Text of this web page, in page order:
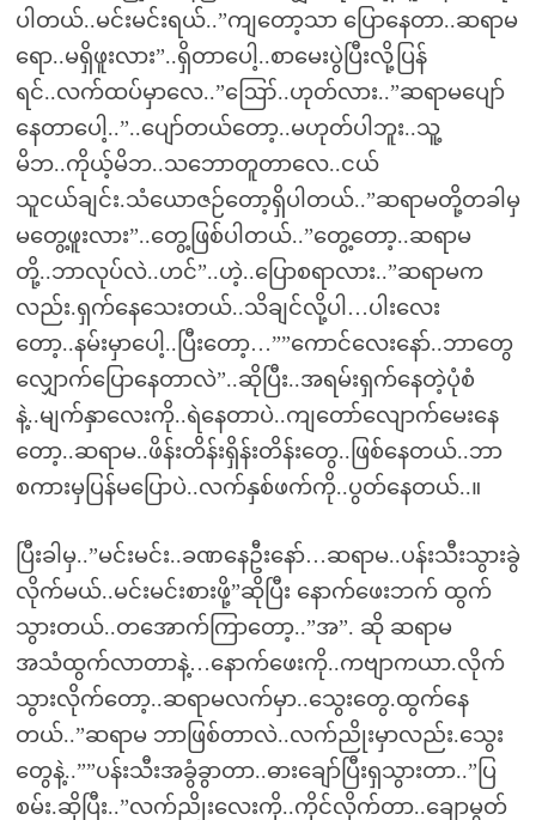
ပါတယ်..မင်းမင်းရယ်..”ကျတော့သာ ပြောနေတာ..ဆရာမ
ရော..မရှိဖူးလား”..ရှိတာပေါ့..စာမေးပွဲပြီးလို့ပြန်
ရင်..လက်ထပ်မှာလေ..”ဪ..ဟုတ်လား..”ဆရာမပျော်
နေတာပေါ့..”..ပျော်တယ်တော့..မဟုတ်ပါဘူး..သူ့
မိဘ..ကိုယ့်မိဘ..သဘောတူတာလေ..ငယ်
သူငယ်ချင်း.သံယောဇဉ်တော့ရှိပါတယ်..”ဆရာမတို့တခါမှ
မတွေ့ဖူးလား”..တွေ့ဖြစ်ပါတယ်..”တွေ့တော့..ဆရာမ
တို့..ဘာလုပ်လဲ..ဟင်”..ဟဲ့..ပြောစရာလား..”ဆရာမက
လည်း.ရှက်နေသေးတယ်..သိချင်လို့ပါ…ပါးလေး
တော့..နမ်းမှာပေါ့..ပြီးတော့…””ကောင်လေးနော်..ဘာတွေ
လျှောက်ပြောနေတာလဲ”..ဆိုပြီး..အရမ်းရှက်နေတဲ့ပုံစံ
နဲ့..မျက်နှာလေးကို..ရဲနေတာပဲ..ကျတော်လျောက်မေးနေ
တော့..ဆရာမ..ဖိန်းတိန်းရှိန်းတိန်းတွေ..ဖြစ်နေတယ်..ဘာ
စကားမှပြန်မပြောပဲ..လက်နှစ်ဖက်ကို..ပွတ်နေတယ်..။
ပြီးခါမှ..”မင်းမင်း..ခဏနေဦးနော်…ဆရာမ..ပန်းသီးသွားခွဲ
လိုက်မယ်..မင်းမင်းစားဖို့”ဆိုပြီး နောက်ဖေးဘက် ထွက်
သွားတယ်..တအောက်ကြာတော့..”အ”. ဆို ဆရာမ
အသံထွက်လာတာနဲ့…နောက်ဖေးကို..ကဗျာကယာ.လိုက်
သွားလိုက်တော့..ဆရာမလက်မှာ..သွေးတွေ.ထွက်နေ
တယ်..”ဆရာမ ဘာဖြစ်တာလဲ..လက်ညိုးမှာလည်း.သွေး
တွေနဲ့..””ပန်းသီးအခွံခွာတာ..ဓားချော်ပြီးရှသွားတာ..”ပြ
စမ်း.ဆိုပြီး..”လက်ညိုးလေးကို..ကိုင်လိုက်တာ..ချောမွတ်